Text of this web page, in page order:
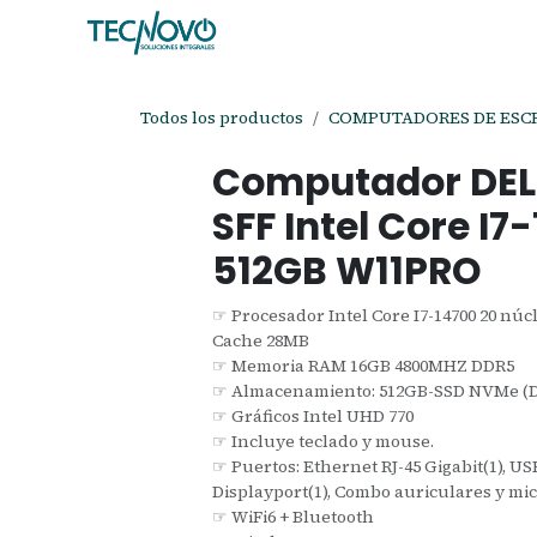
Todos los productos COMPUTADORES DE
Computador
SFF Intel Core
512GB W11PRO
☞ Procesador Intel Core I7-14700 20
Cache 28MB
☞ Memoria RAM 16GB 4800MHZ DDR5
☞ Almacenamiento: 512GB-SSD NVMe
☞ Gráficos Intel UHD 770
☞ Incluye teclado y mouse.
☞ Puertos: Ethernet RJ-45 Gigabit(1), USB
Displayport(1), Combo auriculares y
☞ WiFi6 + Bluetooth